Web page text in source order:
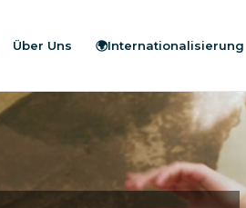
Über Uns 🌍Internationalisierung